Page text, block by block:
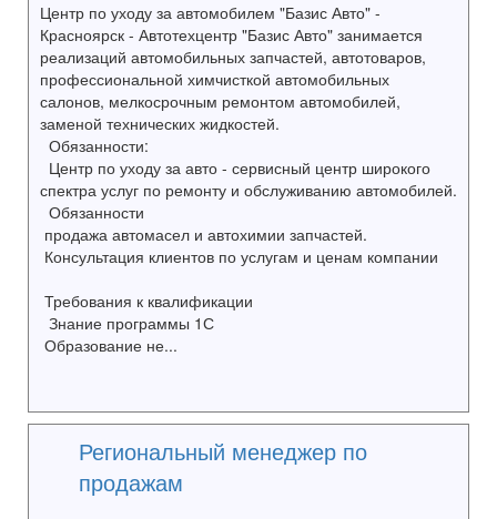
Центр по уходу за автомобилем "Базис Авто" -
Красноярск - Автотехцентр "Базис Авто" занимается
реализаций автомобильных запчастей, автотоваров,
профессиональной химчисткой автомобильных
салонов, мелкосрочным ремонтом автомобилей,
заменой технических жидкостей.
Обязанности:
Центр по уходу за авто - сервисный центр широкого
спектра услуг по ремонту и обслуживанию автомобилей.
Обязанности
продажа автомасел и автохимии запчастей.
Консультация клиентов по услугам и ценам компании
Требования к квалификации
Знание программы 1С
Образование не...
Региональный менеджер по
продажам